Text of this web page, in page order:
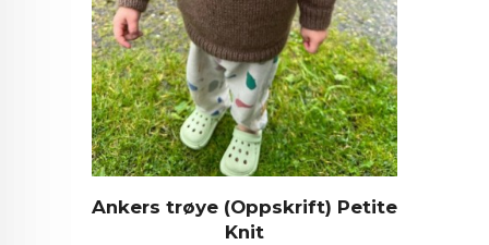
Ankers trøye (Oppskrift) Petite
Knit